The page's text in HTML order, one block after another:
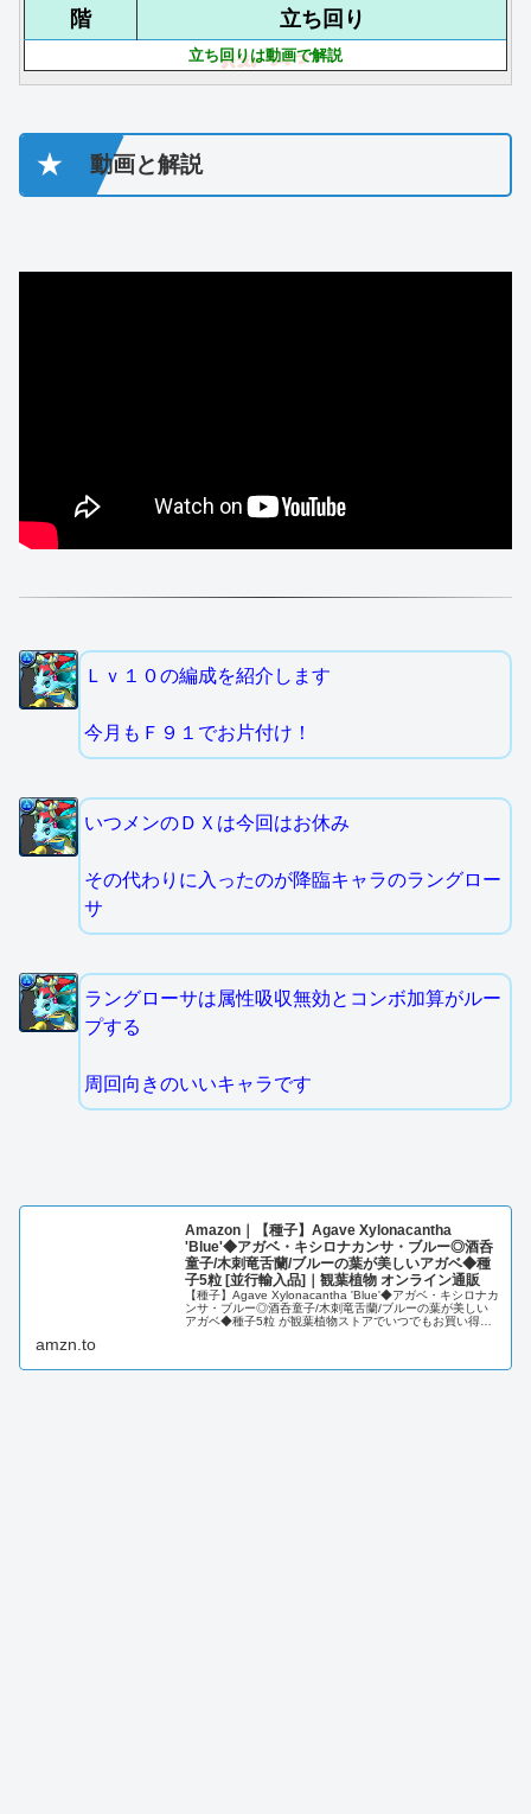
階 立ち回り
立ち回りは動画で解説
★ 動画と解説
Ｌｖ１０の編成を紹介します
今月もＦ９１でお片付け！
いつメンのＤＸは今回はお休み
その代わりに入ったのが降臨キャラのラングロー
サ
ラングローサは属性吸収無効とコンボ加算がルー
プする
周回向きのいいキャラです
Amazon｜【種子】Agave Xylonacantha
'Blue'◆アガベ・キシロナカンサ・ブルー◎酒呑
童子/木刺竜舌蘭/ブルーの葉が美しいアガベ◆種
子5粒 [並行輸入品]｜観葉植物 オンライン通販
【種子】Agave Xylonacantha 'Blue'◆アガベ・キシロナカ
ンサ・ブルー◎酒呑童子/木刺竜舌蘭/ブルーの葉が美しい
アガベ◆種子5粒 が観葉植物ストアでいつでもお買い得。
amzn.to